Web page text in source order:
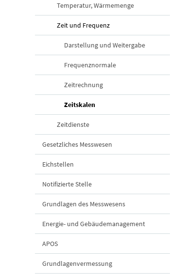
Temperatur, Wärmemenge
Zeit und Frequenz
Darstellung und Weitergabe
Frequenznormale
Zeitrechnung
Zeitskalen(aktuelle Seite)
Zeitdienste
Gesetzliches Messwesen
Eichstellen
Notifizierte Stelle
Grundlagen des Messwesens
Energie- und Gebäudemanagement
APOS
Grundlagenvermessung